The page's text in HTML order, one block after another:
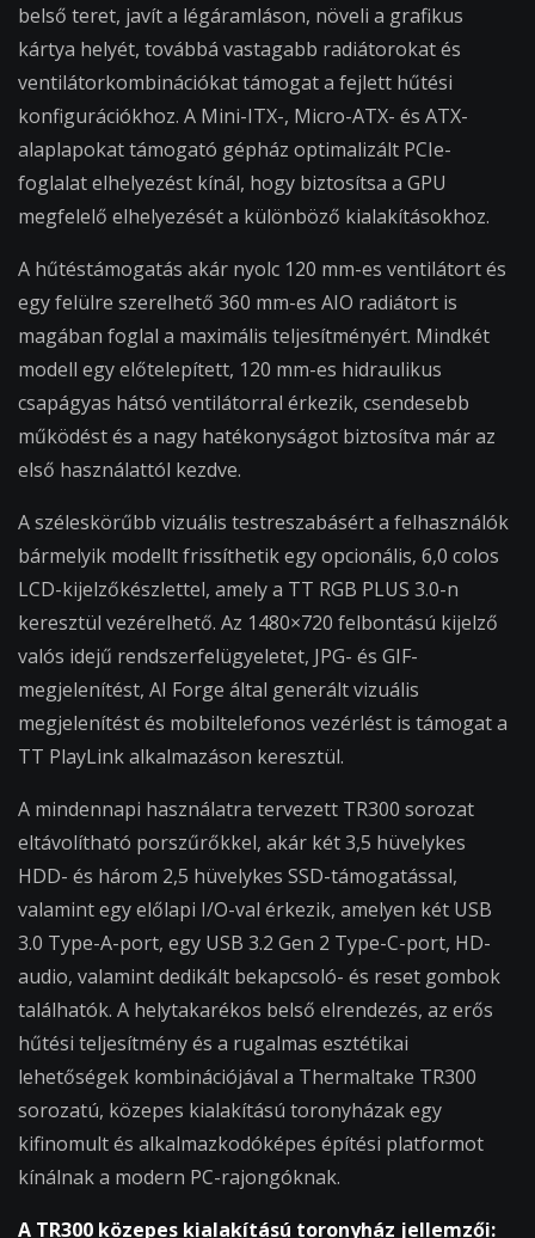
belső teret, javít a légáramláson, növeli a grafikus
kártya helyét, továbbá vastagabb radiátorokat és
ventilátorkombinációkat támogat a fejlett hűtési
konfigurációkhoz. A Mini-ITX-, Micro-ATX- és ATX-
alaplapokat támogató gépház optimalizált PCIe-
foglalat elhelyezést kínál, hogy biztosítsa a GPU
megfelelő elhelyezését a különböző kialakításokhoz.
A hűtéstámogatás akár nyolc 120 mm-es ventilátort és
egy felülre szerelhető 360 mm-es AIO radiátort is
magában foglal a maximális teljesítményért. Mindkét
modell egy előtelepített, 120 mm-es hidraulikus
csapágyas hátsó ventilátorral érkezik, csendesebb
működést és a nagy hatékonyságot biztosítva már az
első használattól kezdve.
A széleskörűbb vizuális testreszabásért a felhasználók
bármelyik modellt frissíthetik egy opcionális, 6,0 colos
LCD-kijelzőkészlettel, amely a TT RGB PLUS 3.0-n
keresztül vezérelhető. Az 1480×720 felbontású kijelző
valós idejű rendszerfelügyeletet, JPG- és GIF-
megjelenítést, AI Forge által generált vizuális
megjelenítést és mobiltelefonos vezérlést is támogat a
TT PlayLink alkalmazáson keresztül.
A mindennapi használatra tervezett TR300 sorozat
eltávolítható porszűrőkkel, akár két 3,5 hüvelykes
HDD- és három 2,5 hüvelykes SSD-támogatással,
valamint egy előlapi I/O-val érkezik, amelyen két USB
3.0 Type-A-port, egy USB 3.2 Gen 2 Type-C-port, HD-
audio, valamint dedikált bekapcsoló- és reset gombok
találhatók. A helytakarékos belső elrendezés, az erős
hűtési teljesítmény és a rugalmas esztétikai
lehetőségek kombinációjával a Thermaltake TR300
sorozatú, közepes kialakítású toronyházak egy
kifinomult és alkalmazkodóképes építési platformot
kínálnak a modern PC-rajongóknak.
A TR300 közepes kialakítású toronyház jellemzői: